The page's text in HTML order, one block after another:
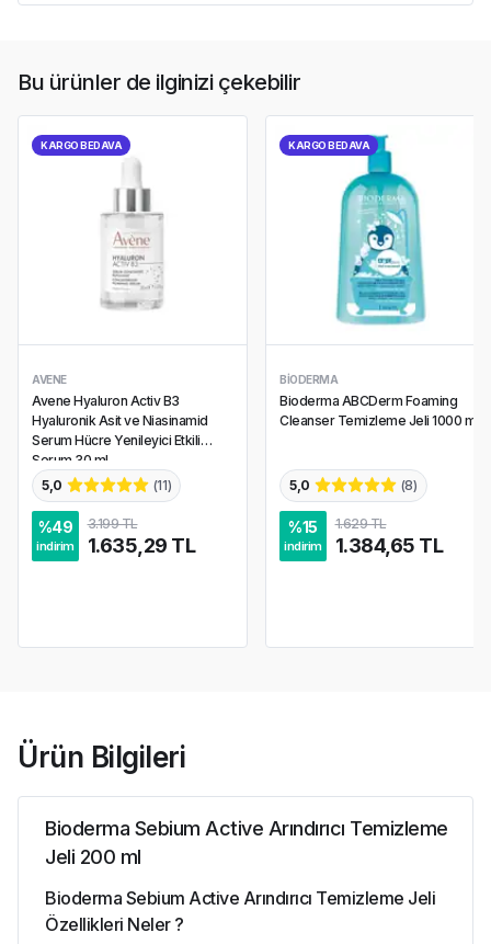
Bu ürünler de ilginizi çekebilir
KARGO BEDAVA
AVENE
Avene Hyaluron Activ B3
Hyaluronik Asit ve Niasinamid
Serum Hücre Yenileyici Etkili
Serum 30 ml
5,0
(11)
%49
indirim
3.199 TL
1.635,29 TL
KARGO BEDAVA
BIODERMA
Bioderma ABCDerm Foaming
Cleanser Temizleme Jeli 1000 ml
5,0 (8)
%15
indirim
1.629 TL
1.384,65 TL
Ürün Bilgileri
Bioderma Sebium Active Arındırıcı Temizleme
Jeli 200 ml
Bioderma Sebium Active Arındırıcı Temizleme Jeli
Özellikleri Neler ?